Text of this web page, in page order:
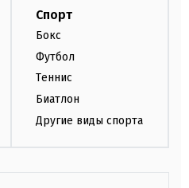
Спорт
Бокс
Футбол
Теннис
Биатлон
Другие виды спорта